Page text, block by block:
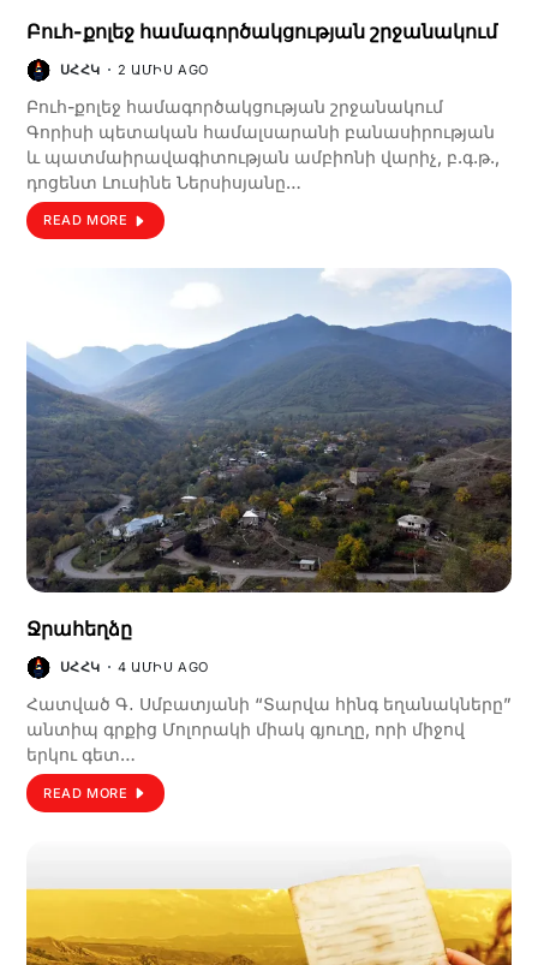
Բուհ-քոլեջ համագործակցության շրջանակում
ՍՀՀԿ 2 ԱՄԻՍ AGO
Բուհ-քոլեջ համագործակցության շրջանակում
Գորիսի պետական համալսարանի բանասիրության
և պատմաիրավագիտության ամբիոնի վարիչ, բ.գ.թ.,
դոցենտ Լուսինե Ներսիսյանը…
READ MORE
Ջրահեղձը
ՍՀՀԿ 4 ԱՄԻՍ AGO
Հատված Գ․ Սմբատյանի “Տարվա հինգ եղանակները”
անտիպ գրքից Մոլորակի միակ գյուղը, որի միջով
երկու գետ…
READ MORE